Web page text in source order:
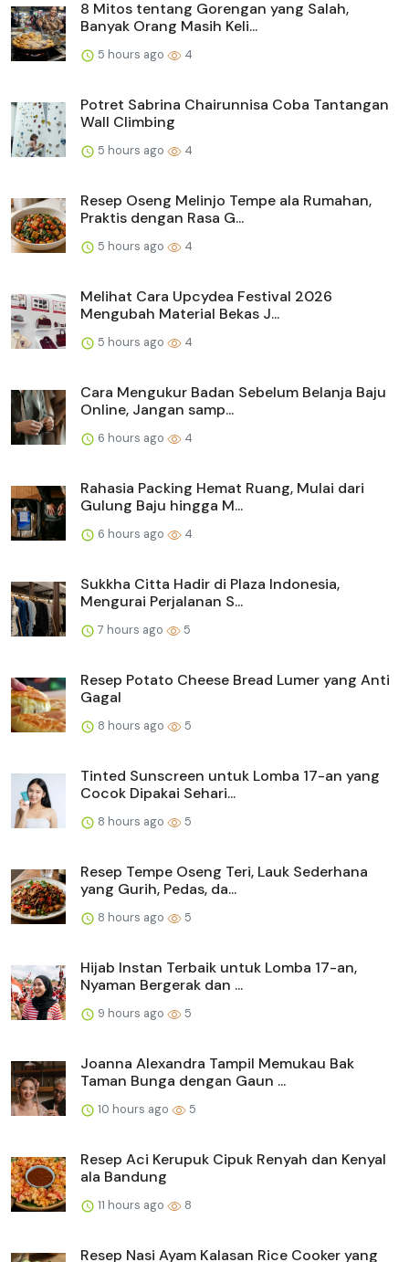
8 Mitos tentang Gorengan yang Salah,
Banyak Orang Masih Keli...
5 hours ago 4
Potret Sabrina Chairunnisa Coba Tantangan
Wall Climbing
5 hours ago 4
Resep Oseng Melinjo Tempe ala Rumahan,
Praktis dengan Rasa G...
5 hours ago 4
Melihat Cara Upcydea Festival 2026
Mengubah Material Bekas J...
5 hours ago 4
Cara Mengukur Badan Sebelum Belanja Baju
Online, Jangan samp...
6 hours ago 4
Rahasia Packing Hemat Ruang, Mulai dari
Gulung Baju hingga M...
6 hours ago 4
Sukkha Citta Hadir di Plaza Indonesia,
Mengurai Perjalanan S...
7 hours ago 5
Resep Potato Cheese Bread Lumer yang Anti
Gagal
8 hours ago 5
Tinted Sunscreen untuk Lomba 17-an yang
Cocok Dipakai Sehari...
8 hours ago 5
Resep Tempe Oseng Teri, Lauk Sederhana
yang Gurih, Pedas, da...
8 hours ago 5
Hijab Instan Terbaik untuk Lomba 17-an,
Nyaman Bergerak dan ...
9 hours ago 5
Joanna Alexandra Tampil Memukau Bak
Taman Bunga dengan Gaun ...
10 hours ago 5
Resep Aci Kerupuk Cipuk Renyah dan Kenyal
ala Bandung
11 hours ago 8
Resep Nasi Ayam Kalasan Rice Cooker yang